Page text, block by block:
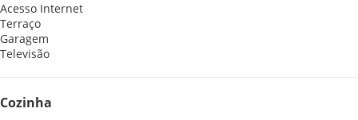
Acesso Internet
Terraço
Garagem
Televisão
Cozinha